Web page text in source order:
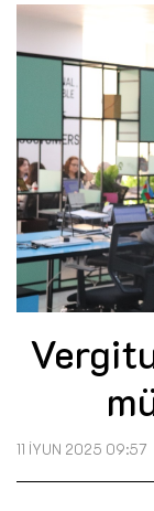
11 İYUN 2025 09:57